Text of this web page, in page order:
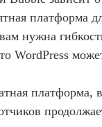
платформа
нужна
WordPress